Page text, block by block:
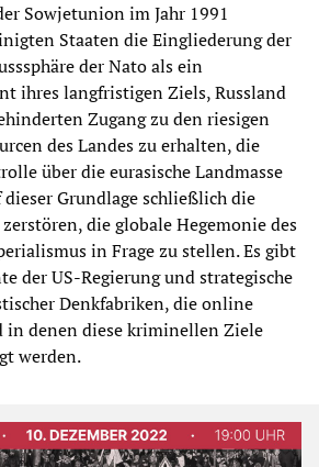
Sowjetunion im Jahr 1991
Staaten die Eingliederung der
der Nato als ein
ihres langfristigen Ziels, Russland
Zugang zu den riesigen
des Landes zu erhalten, die
über die eurasische Landmasse
Grundlage schließlich die
die globale Hegemonie des
in Frage zu stellen. Es gibt
der US-Regierung und strategische
Denkfabriken, die online
in denen diese kriminellen Ziele
werden.